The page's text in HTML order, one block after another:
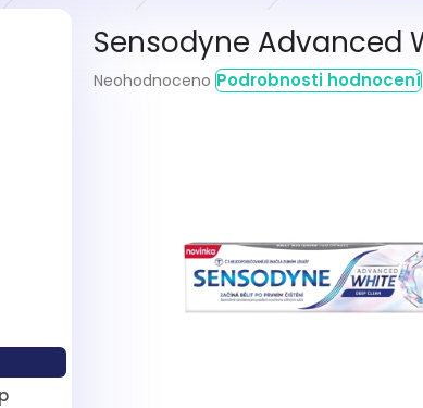
Sensodyne Advanced
Průměrné
Neohodnoceno Podrobnosti hodnocení